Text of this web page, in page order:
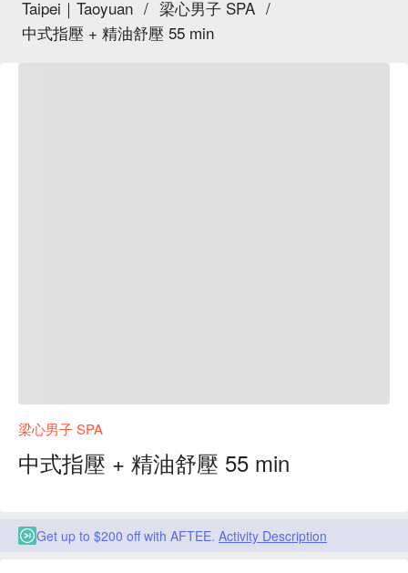
Taipei｜Taoyuan / 梁心男子 SPA /
中式指壓 + 精油舒壓 55 min
梁心男子 SPA
中式指壓 + 精油舒壓 55 min
Get up to $200 off with AFTEE. Activity Description